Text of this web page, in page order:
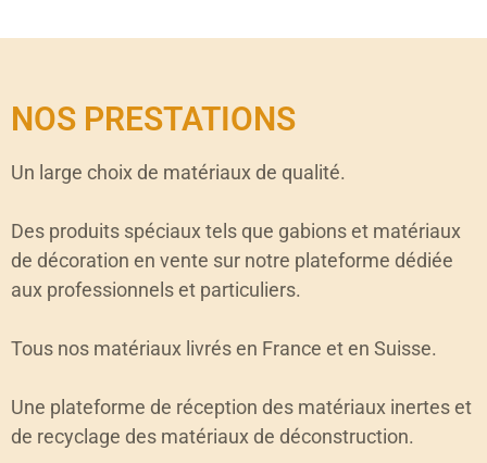
NOS PRESTATIONS
Un large choix de matériaux de qualité.
Des produits spéciaux tels que gabions et matériaux
de décoration en vente sur notre plateforme dédiée
aux professionnels et particuliers.
Tous nos matériaux livrés en France et en Suisse.
Une plateforme de réception des matériaux inertes et
de recyclage des matériaux de déconstruction.